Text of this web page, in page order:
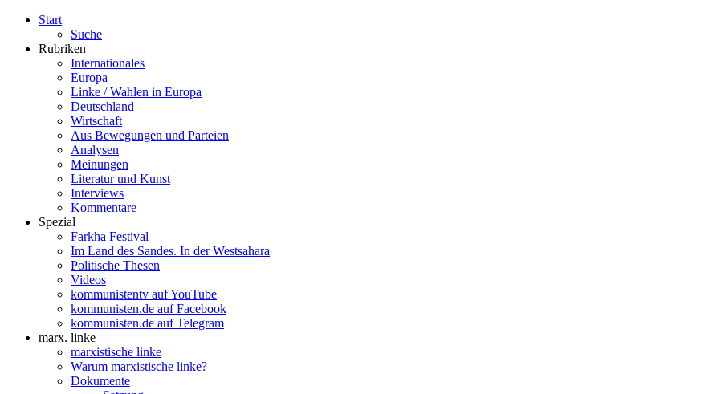
Start
Suche
Rubriken
Internationales
Europa
Linke / Wahlen in Europa
Deutschland
Wirtschaft
Aus Bewegungen und Parteien
Analysen
Meinungen
Literatur und Kunst
Interviews
Kommentare
Spezial
Farkha Festival
Im Land des Sandes. In der Westsahara
Politische Thesen
Videos
kommunistentv auf YouTube
kommunisten.de auf Facebook
kommunisten.de auf Telegram
marx. linke
marxistische linke
Warum marxistische linke?
Dokumente